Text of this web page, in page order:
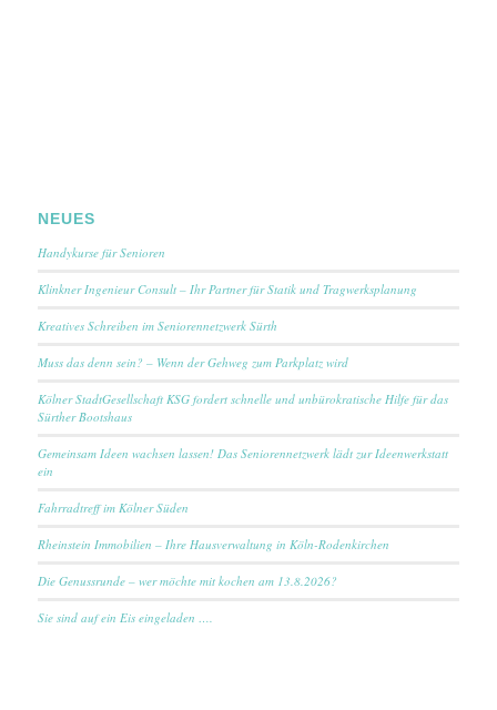
NEUES
Handykurse für Senioren
Klinkner Ingenieur Consult – Ihr Partner für Statik und Tragwerksplanung
Kreatives Schreiben im Seniorennetzwerk Sürth
Muss das denn sein? – Wenn der Gehweg zum Parkplatz wird
Kölner StadtGesellschaft KSG fordert schnelle und unbürokratische Hilfe für das
Sürther Bootshaus
Gemeinsam Ideen wachsen lassen! Das Seniorennetzwerk lädt zur Ideenwerkstatt
ein
Fahrradtreff im Kölner Süden
Rheinstein Immobilien – Ihre Hausverwaltung in Köln-Rodenkirchen
Die Genussrunde – wer möchte mit kochen am 13.8.2026?
Sie sind auf ein Eis eingeladen ….